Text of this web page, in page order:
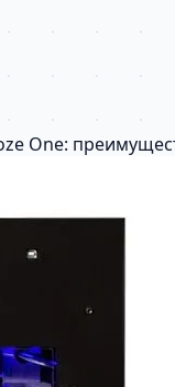
One: